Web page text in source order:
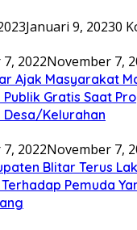
Januari 9, 20230
2022November 7,
Ajak Masyarakat
Publik Gratis Saat
Desa/Kelurahan
2022November 7,
Blitar Terus
Pemuda